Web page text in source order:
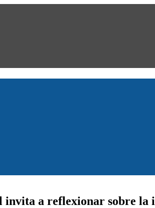
invita a reflexionar sobre la